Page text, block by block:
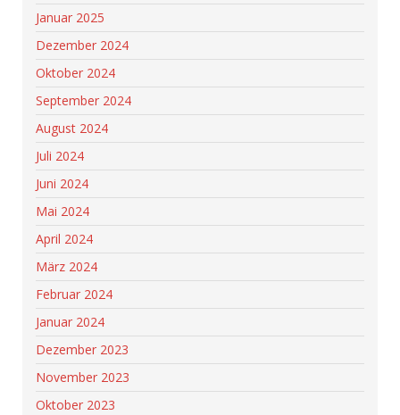
Januar 2025
Dezember 2024
Oktober 2024
September 2024
August 2024
Juli 2024
Juni 2024
Mai 2024
April 2024
März 2024
Februar 2024
Januar 2024
Dezember 2023
November 2023
Oktober 2023